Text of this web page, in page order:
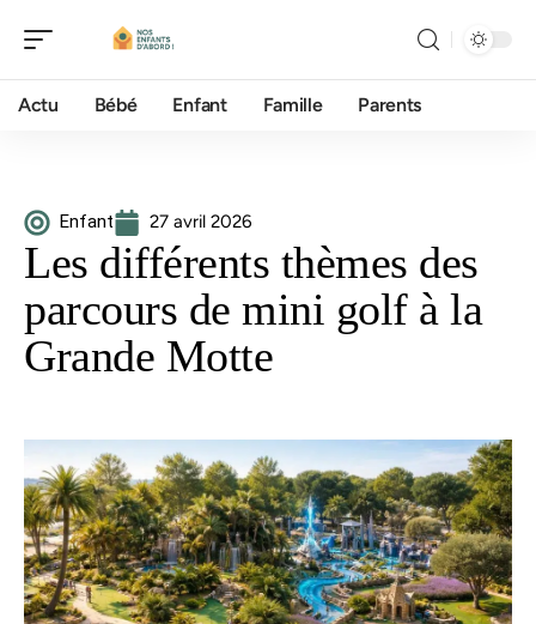
Actu Bébé Enfant Famille Parents
Enfant 27 avril 2026
Les différents thèmes des
parcours de mini golf à la
Grande Motte